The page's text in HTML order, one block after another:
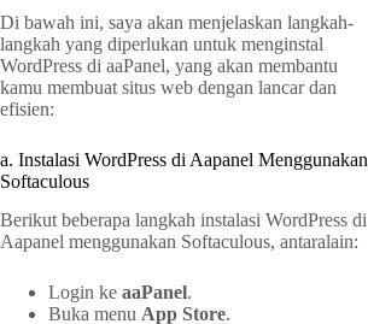
Di bawah ini, saya akan menjelaskan langkah-
langkah yang diperlukan untuk menginstal
WordPress di aaPanel, yang akan membantu
kamu membuat situs web dengan lancar dan
efisien:
a. Instalasi WordPress di Aapanel Menggunakan
Softaculous
Berikut beberapa langkah instalasi WordPress di
Aapanel menggunakan Softaculous, antaralain:
Login ke aaPanel.
Buka menu App Store.